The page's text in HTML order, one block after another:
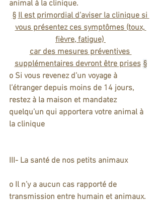
animal à la clinique.
§ Il est primordial d’aviser la clinique si
vous présentez ces symptômes (toux,
fièvre, fatigue)
car des mesures préventives
supplémentaires devront être prises §
o Si vous revenez d’un voyage à
l’étranger depuis moins de 14 jours,
restez à la maison et mandatez
quelqu’un qui apportera votre animal à
la clinique
III- La santé de nos petits animaux
o Il n’y a aucun cas rapporté de
transmission entre humain et animaux.